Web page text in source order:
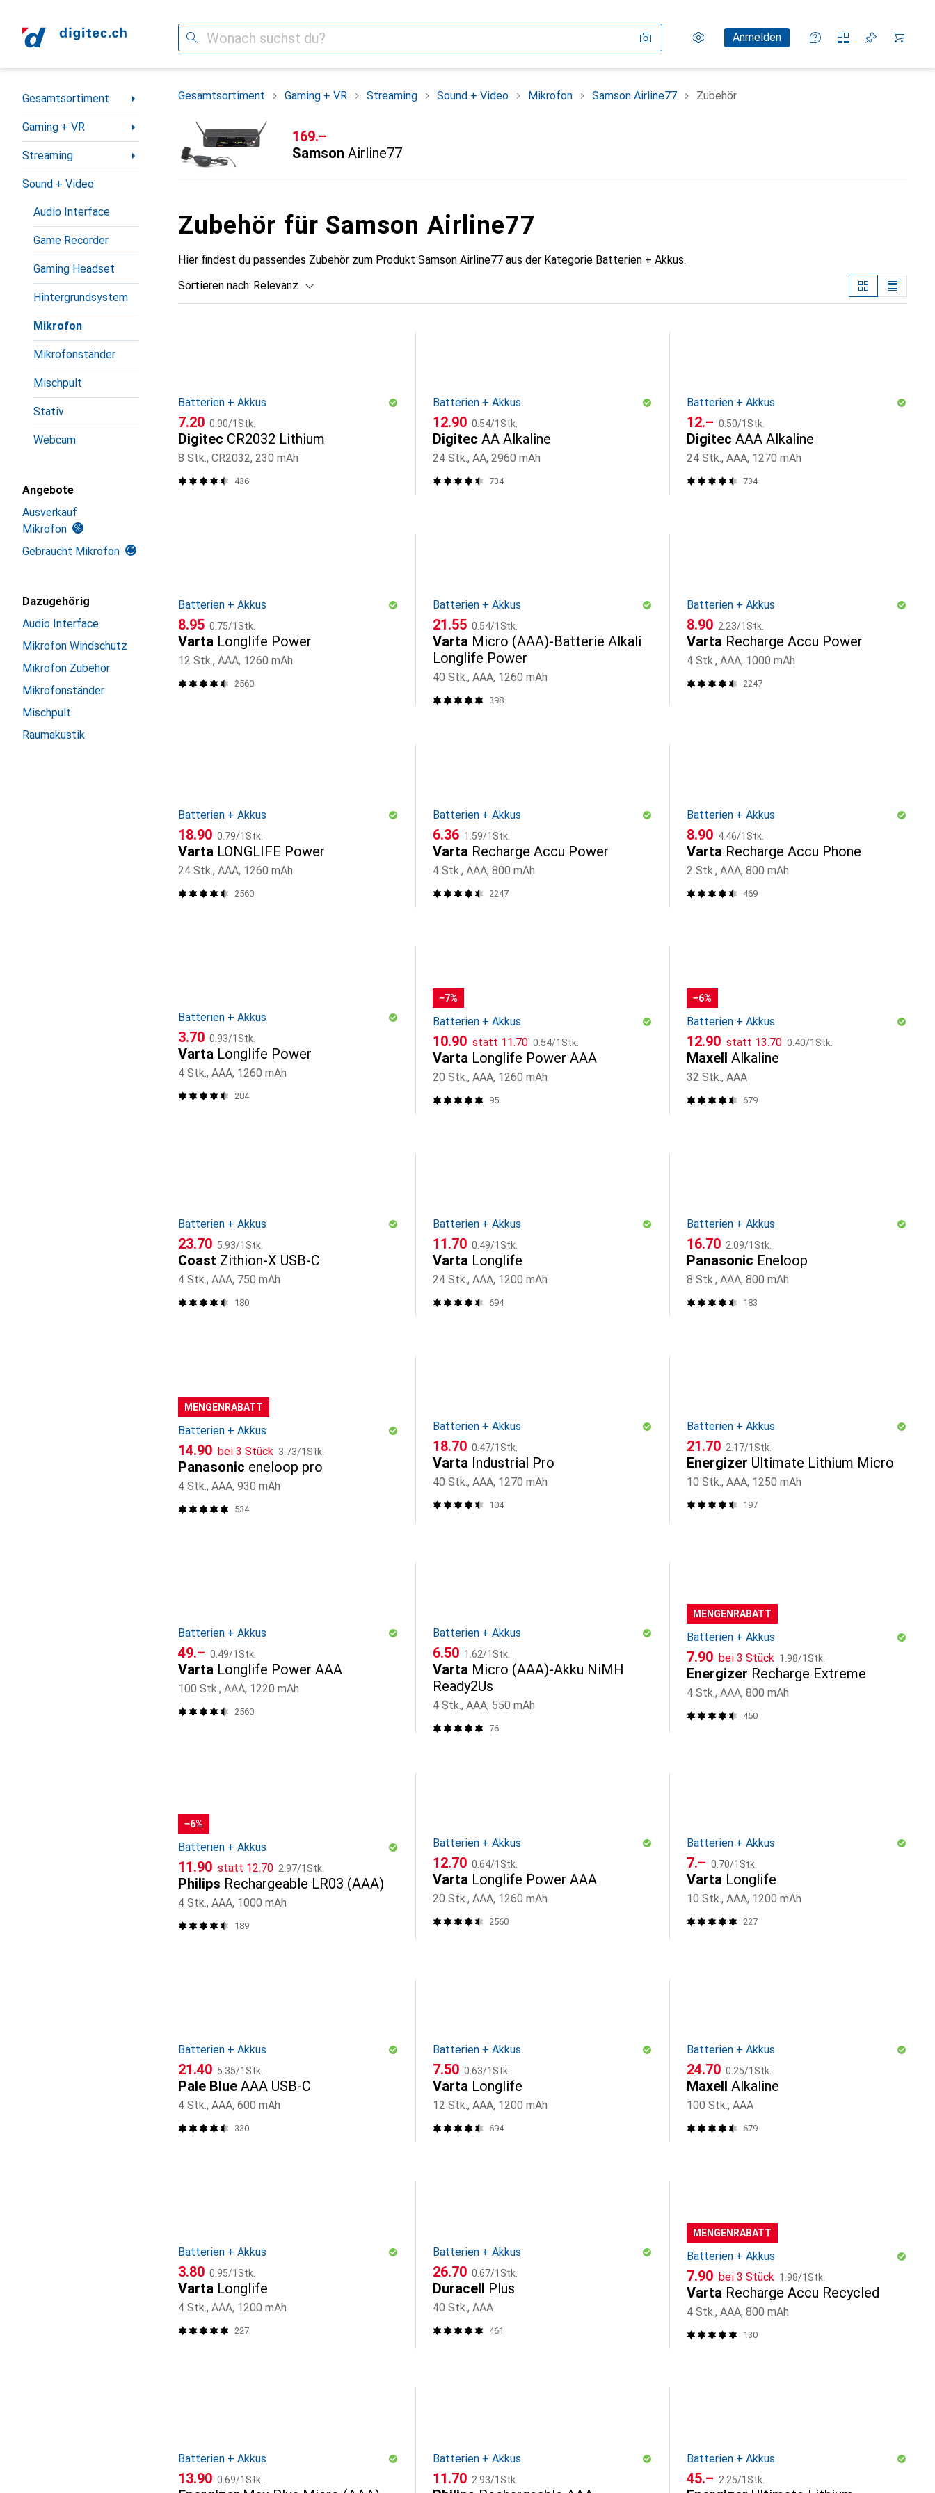
Suche Einstellungen
KundenkontoAnmelden
Vergleichslisten
Merklisten
Warenkorb
Navigation nach Kategorien
Gesamtsortiment
Gaming + VR
Streaming
Sound + Video
Audio Interface
Game Recorder
Gaming Headset
Hintergrundsystem
Mikrofon
Mikrofonständer
Mischpult
Stativ
Webcam
Angebote
Ausverkauf
Mikrofon
Gebraucht Mikrofon
Dazugehörig
Audio Interface
Mikrofon Windschutz
Mikrofon Zubehör
Mikrofonständer
Mischpult
Raumakustik
Gesamtsortiment Gaming + VR Streaming Sound + Video Mikrofon Samson Airline77 Zubehör
CHF
169.–
Samson Airline77
Zubehör für Samson Airline77
Hier findest du passendes Zubehör zum Produkt Samson Airline77 aus der Kategorie Batterien + Akkus.
Sortieren nach: Relevanz
Batterien + Akkus
CHF
7.20 CHF
0.90/1Stk.
Digitec CR2032 Lithium
8 Stk., CR2032, 230 mAh
436
Batterien + Akkus
CHF
12.90 CHF
0.54/1Stk.
Digitec AA Alkaline
24 Stk., AA, 2960 mAh
734
Batterien + Akkus
CHF
12.– CHF
0.50/1Stk.
Digitec AAA Alkaline
24 Stk., AAA, 1270 mAh
734
Batterien + Akkus
CHF
8.95 CHF
0.75/1Stk.
Varta Longlife Power
12 Stk., AAA, 1260 mAh
2560
Batterien + Akkus
CHF
21.55 CHF
0.54/1Stk.
Varta Micro (AAA)-Batterie Alkali
Longlife Power
40 Stk., AAA, 1260 mAh
398
Batterien + Akkus
CHF
8.90 CHF
2.23/1Stk.
Varta Recharge Accu Power
4 Stk., AAA, 1000 mAh
2247
Batterien + Akkus
CHF
18.90 CHF
0.79/1Stk.
Varta LONGLIFE Power
24 Stk., AAA, 1260 mAh
2560
Batterien + Akkus
CHF
6.36 CHF
1.59/1Stk.
Varta Recharge Accu Power
4 Stk., AAA, 800 mAh
2247
Batterien + Akkus
CHF
8.90 CHF
4.46/1Stk.
Varta Recharge Accu Phone
2 Stk., AAA, 800 mAh
469
Batterien + Akkus
CHF
3.70 CHF
0.93/1Stk.
Varta Longlife Power
4 Stk., AAA, 1260 mAh
284
−7%
Batterien + Akkus
CHF
10.90 statt CHF
11.70 CHF
0.54/1Stk.
Varta Longlife Power AAA
20 Stk., AAA, 1260 mAh
95
−6%
Batterien + Akkus
CHF
12.90 statt CHF
13.70 CHF
0.40/1Stk.
Maxell Alkaline
32 Stk., AAA
679
Batterien + Akkus
CHF
23.70 CHF
5.93/1Stk.
Coast Zithion-X USB-C
4 Stk., AAA, 750 mAh
180
Batterien + Akkus
CHF
11.70 CHF
0.49/1Stk.
Varta Longlife
24 Stk., AAA, 1200 mAh
694
Batterien + Akkus
CHF
16.70 CHF
2.09/1Stk.
Panasonic Eneloop
8 Stk., AAA, 800 mAh
183
MENGENRABATT
Batterien + Akkus
CHF
14.90 bei 3 Stück CHF
3.73/1Stk.
Panasonic eneloop pro
4 Stk., AAA, 930 mAh
534
Batterien + Akkus
CHF
18.70 CHF
0.47/1Stk.
Varta Industrial Pro
40 Stk., AAA, 1270 mAh
104
Batterien + Akkus
CHF
21.70 CHF
2.17/1Stk.
Energizer Ultimate Lithium Micro
10 Stk., AAA, 1250 mAh
197
Batterien + Akkus
CHF
49.– CHF
0.49/1Stk.
Varta Longlife Power AAA
100 Stk., AAA, 1220 mAh
2560
Batterien + Akkus
CHF
6.50 CHF
1.62/1Stk.
Varta Micro (AAA)-Akku NiMH
Ready2Us
4 Stk., AAA, 550 mAh
76
MENGENRABATT
Batterien + Akkus
CHF
7.90 bei 3 Stück CHF
1.98/1Stk.
Energizer Recharge Extreme
4 Stk., AAA, 800 mAh
450
−6%
Batterien + Akkus
CHF
11.90 statt CHF
12.70 CHF
2.97/1Stk.
Philips Rechargeable LR03 (AAA)
4 Stk., AAA, 1000 mAh
189
Batterien + Akkus
CHF
12.70 CHF
0.64/1Stk.
Varta Longlife Power AAA
20 Stk., AAA, 1260 mAh
2560
Batterien + Akkus
CHF
7.– CHF
0.70/1Stk.
Varta Longlife
10 Stk., AAA, 1200 mAh
227
Batterien + Akkus
CHF
21.40 CHF
5.35/1Stk.
Pale Blue AAA USB-C
4 Stk., AAA, 600 mAh
330
Batterien + Akkus
CHF
7.50 CHF
0.63/1Stk.
Varta Longlife
12 Stk., AAA, 1200 mAh
694
Batterien + Akkus
CHF
24.70 CHF
0.25/1Stk.
Maxell Alkaline
100 Stk., AAA
679
Batterien + Akkus
CHF
3.80 CHF
0.95/1Stk.
Varta Longlife
4 Stk., AAA, 1200 mAh
227
Batterien + Akkus
CHF
26.70 CHF
0.67/1Stk.
Duracell Plus
40 Stk., AAA
461
MENGENRABATT
Batterien + Akkus
CHF
7.90 bei 3 Stück CHF
1.98/1Stk.
Varta Recharge Accu Recycled
4 Stk., AAA, 800 mAh
130
Batterien + Akkus
CHF
13.90 CHF
0.69/1Stk.
Batterien + Akkus
CHF
11.70 CHF
2.93/1Stk.
Batterien + Akkus
CHF
45.– CHF
2.25/1Stk.